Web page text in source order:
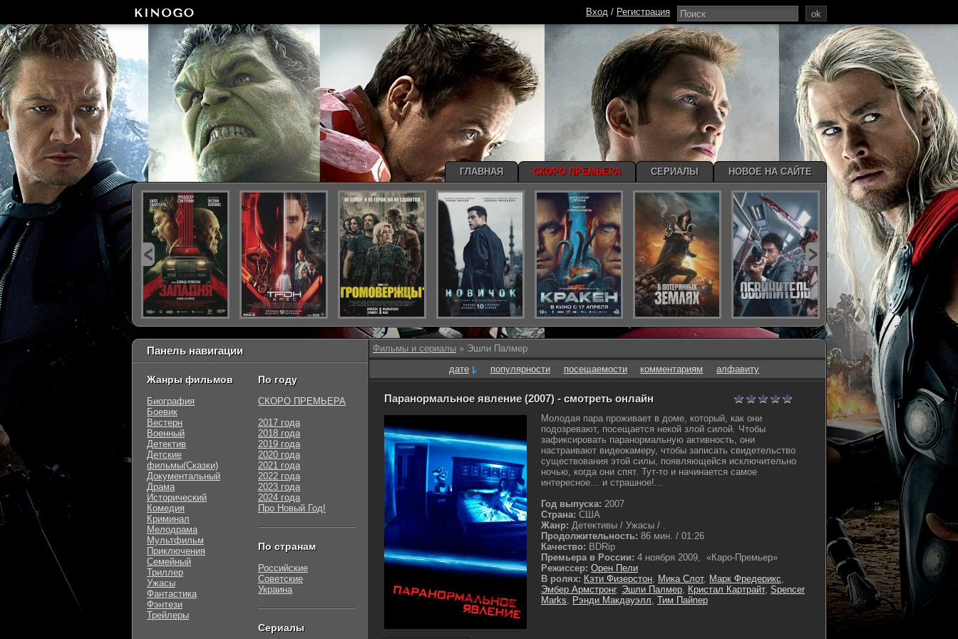
Фильмы и сериалы » Эшли Палмер
дате
популярности посещаемости комментариям алфавиту
Паранормальное явление (2007) - смотреть онлайн
Молодая пара проживает в доме, который, как они
подозревают, посещается некой злой силой. Чтобы
зафиксировать паранормальную активность, они
настраивают видеокамеру, чтобы записать свидетельство
существования этой силы, появляющейся исключительно
ночью, когда они спят. Тут-то и начинается самое
интересное… и страшное!...
Год выпуска: 2007
Страна: США
Жанр: Детективы / Ужасы / .
Продолжительность: 86 мин. / 01:26
Качество: BDRip
Премьера в России: 4 ноября 2009, «Каро-Премьер»
Режиссер: Орен Пели
В ролях: Кэти Физерстон, Мика Слот, Марк Фредерикс,
Эмбер Армстронг, Эшли Палмер, Кристал Картрайт, Spencer
Marks, Рэнди Макдауэлл, Тим Пайпер
Панель навигации
Жанры фильмов
Биография
Боевик
Вестерн
Военный
Детектив
Детские
фильмы(Сказки)
Документальный
Драма
Исторический
Комедия
Криминал
Мелодрама
Мультфильм
Приключения
Семейный
Триллер
Ужасы
Фантастика
Фэнтези
Трейлеры
По году
СКОРО ПРЕМЬЕРА
2017 года
2018 года
2019 года
2020 года
2021 года
2022 года
2023 года
2024 года
Про Новый Год!
По странам
Российские
Советские
Украина
Сериалы
ok
Вход / Регистрация
ГЛАВНАЯ СКОРО ПРЕМЬЕРА СЕРИАЛЫ НОВОЕ НА САЙТЕ